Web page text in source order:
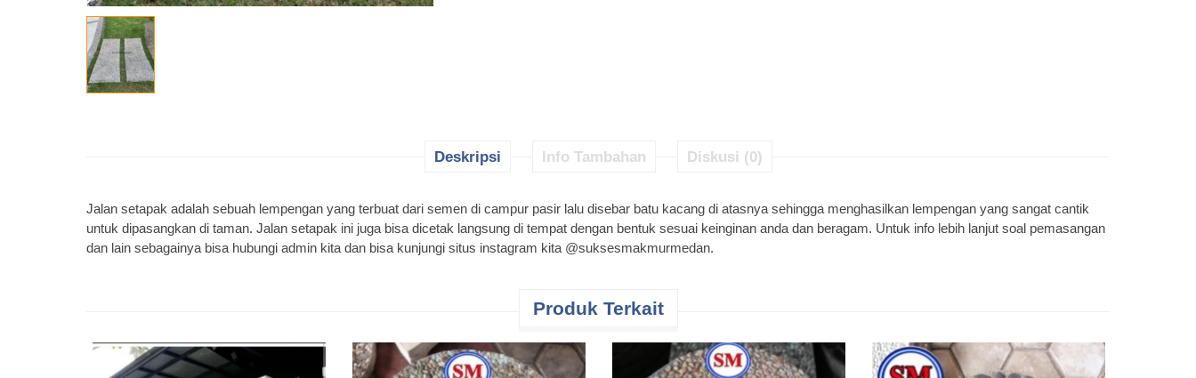
Deskripsi Info Tambahan Diskusi (0)
Jalan setapak adalah sebuah lempengan yang terbuat dari semen di campur pasir lalu disebar batu kacang di atasnya sehingga menghasilkan lempengan yang sangat cantik
untuk dipasangkan di taman. Jalan setapak ini juga bisa dicetak langsung di tempat dengan bentuk sesuai keinginan anda dan beragam. Untuk info lebih lanjut soal pemasangan
dan lain sebagainya bisa hubungi admin kita dan bisa kunjungi situs instagram kita @suksesmakmurmedan.
Produk Terkait